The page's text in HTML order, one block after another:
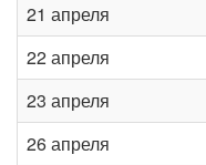
21 апреля
22 апреля
23 апреля
26 апреля